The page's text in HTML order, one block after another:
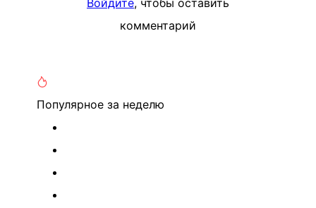
комментарий
Популярное за неделю